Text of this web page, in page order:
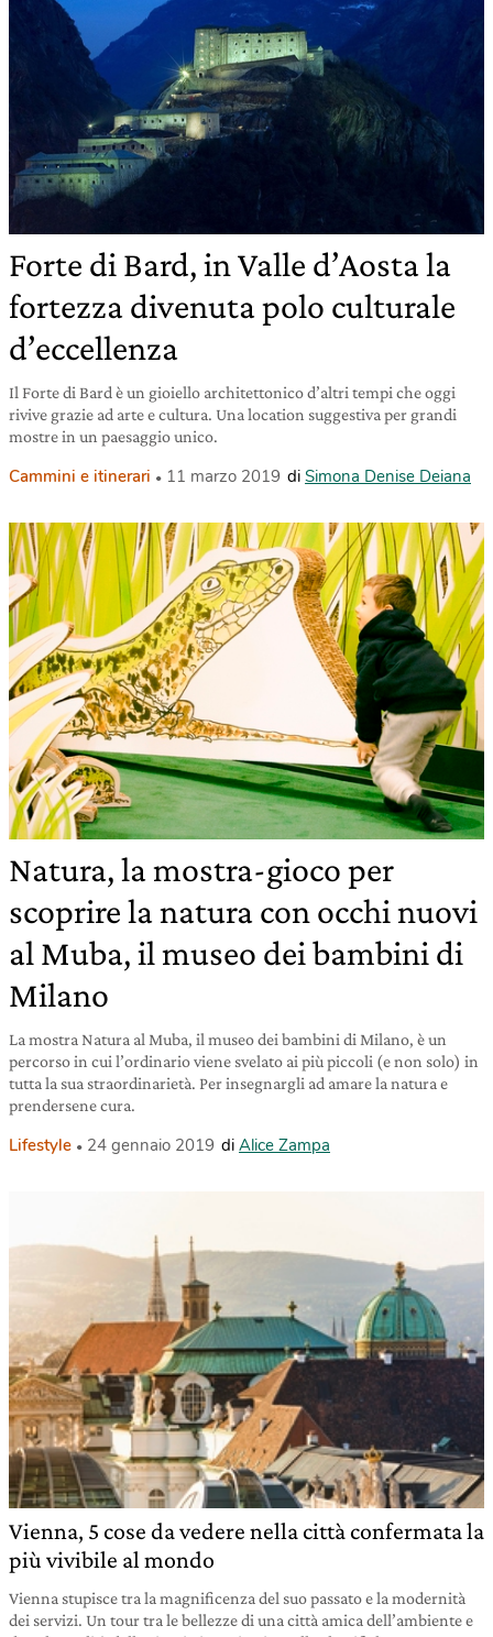
Forte di Bard, in Valle d’Aosta la
fortezza divenuta polo culturale
d’eccellenza
Il Forte di Bard è un gioiello architettonico d’altri tempi che oggi
rivive grazie ad arte e cultura. Una location suggestiva per grandi
mostre in un paesaggio unico.
Cammini e itinerari 11 marzo 2019 di Simona Denise Deiana
Natura, la mostra-gioco per
scoprire la natura con occhi nuovi
al Muba, il museo dei bambini di
Milano
La mostra Natura al Muba, il museo dei bambini di Milano, è un
percorso in cui l’ordinario viene svelato ai più piccoli (e non solo) in
tutta la sua straordinarietà. Per insegnargli ad amare la natura e
prendersene cura.
Lifestyle 24 gennaio 2019 di Alice Zampa
Vienna, 5 cose da vedere nella città confermata la
più vivibile al mondo
Vienna stupisce tra la magnificenza del suo passato e la modernità
dei servizi. Un tour tra le bellezze di una città amica dell’ambiente e